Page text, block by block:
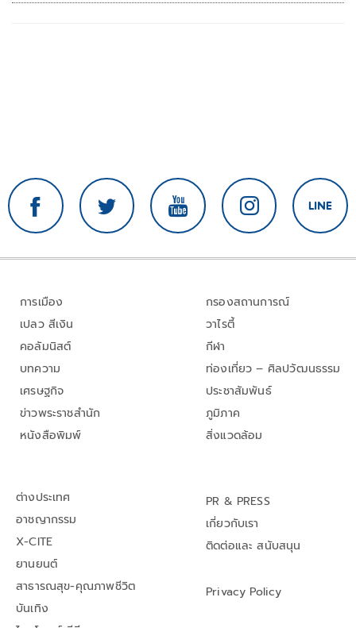
การเมือง
เปลว สีเงิน
คอลัมนิสต์
บทความ
เศรษฐกิจ
ข่าวพระราชสำนัก
หนังสือพิมพ์
กรองสถานการณ์
วาไรตี้
กีฬา
ท่องเที่ยว – ศิลปวัฒนธรรม
ประชาสัมพันธ์
ภูมิภาค
สิ่งแวดล้อม
ต่างประเทศ
อาชญากรรม
X-CITE
ยานยนต์
สาธารณสุข-คุณภาพชีวิต
บันเทิง
PR & PRESS
เกี่ยวกับเรา
ติดต่อและ สนับสนุน
Privacy Policy